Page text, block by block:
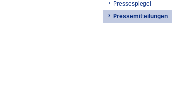
Pressespiegel
Pressemitteilungen